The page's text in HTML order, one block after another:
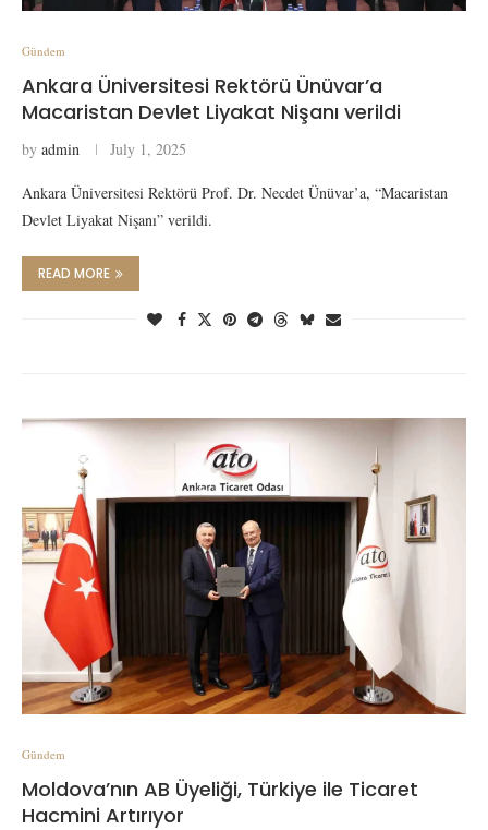
Gündem
Ankara Üniversitesi Rektörü Ünüvar’a
Macaristan Devlet Liyakat Nişanı verildi
by admin July 1, 2025
Ankara Üniversitesi Rektörü Prof. Dr. Necdet Ünüvar’a, “Macaristan
Devlet Liyakat Nişanı” verildi.
READ MORE
Gündem
Moldova’nın AB Üyeliği, Türkiye ile Ticaret
Hacmini Artırıyor